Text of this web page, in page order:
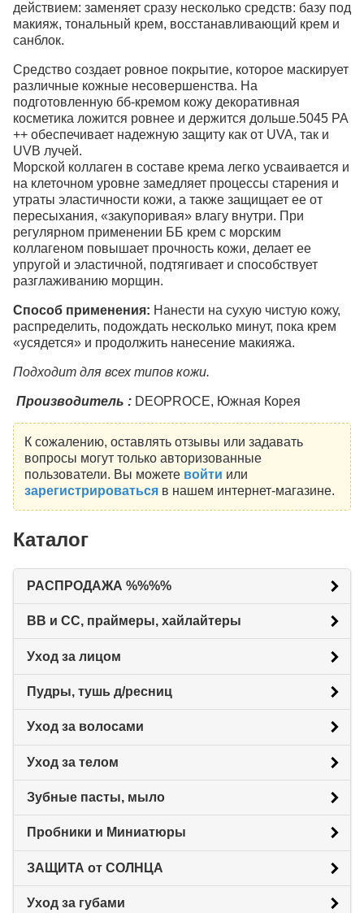
действием: заменяет сразу несколько средств: базу под
макияж, тональный крем, восстанавливающий крем и
санблок.
Средство создает ровное покрытие, которое маскирует
различные кожные несовершенства. На
подготовленную бб-кремом кожу декоративная
косметика ложится ровнее и держится дольше.5045 PA
++ обеспечивает надежную защиту как от UVA, так и
UVB лучей.
Морской коллаген в составе крема легко усваивается и
на клеточном уровне замедляет процессы старения и
утраты эластичности кожи, а также защищает ее от
пересыхания, «закупоривая» влагу внутри. При
регулярном применении ББ крем с морским
коллагеном повышает прочность кожи, делает ее
упругой и эластичной, подтягивает и способствует
разглаживанию морщин.
Способ применения: Нанести на сухую чистую кожу,
распределить, подождать несколько минут, пока крем
«усядется» и продолжить нанесение макияжа.
Подходит для всех типов кожи.
Производитель : DEOPROCE, Южная Корея
К сожалению, оставлять отзывы или задавать
вопросы могут только авторизованные
пользователи. Вы можете войти или
зарегистрироватьсяв нашем интернет-магазине.
Каталог
РАСПРОДАЖА %%%%
BB и CC, праймеры, хайлайтеры
Уход за лицом
Пудры, тушь д/ресниц
Уход за волосами
Уход за телом
Зубные пасты, мыло
Пробники и Миниатюры
ЗАЩИТА от СОЛНЦА
Уход за губами